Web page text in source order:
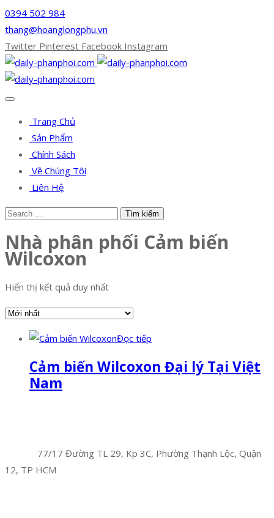
0394 502 984
thang@hoanglongphu.vn
Twitter Pinterest Facebook Instagram
Trang Chủ
Sản Phẩm
Chính Sách
Về Chúng Tôi
Liên Hệ
Nhà phân phối Cảm biến
Wilcoxon
Hiển thị kết quả duy nhất
Đọc tiếp
Cảm biến Wilcoxon Đại lý Tại Việt
Nam
77/17 Đường TL 29, Kp 3C, Phường Thạnh Lộc, Quận
12, TP HCM